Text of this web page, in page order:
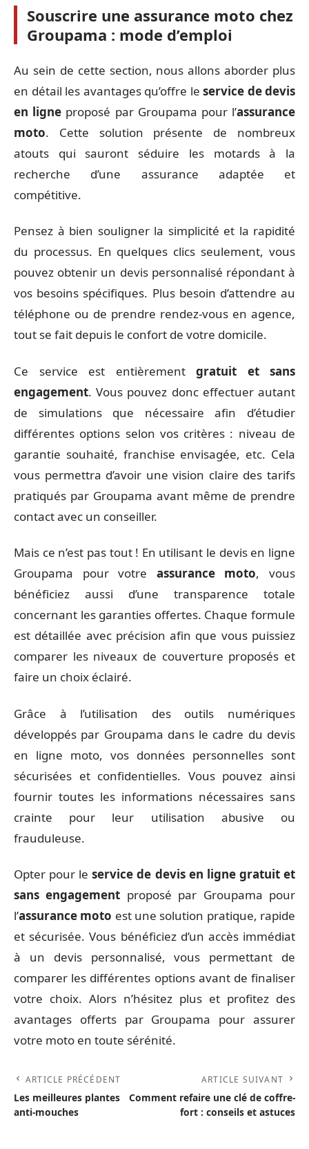
Souscrire une assurance moto chez
Groupama : mode d’emploi
Au sein de cette section, nous allons aborder plus
en détail les avantages qu’offre le service de devis
en ligne proposé par Groupama pour l’assurance
moto. Cette solution présente de nombreux
atouts qui sauront séduire les motards à la
recherche d’une assurance adaptée et
compétitive.
Pensez à bien souligner la simplicité et la rapidité
du processus. En quelques clics seulement, vous
pouvez obtenir un devis personnalisé répondant à
vos besoins spécifiques. Plus besoin d’attendre au
téléphone ou de prendre rendez-vous en agence,
tout se fait depuis le confort de votre domicile.
Ce service est entièrement gratuit et sans
engagement. Vous pouvez donc effectuer autant
de simulations que nécessaire afin d’étudier
différentes options selon vos critères : niveau de
garantie souhaité, franchise envisagée, etc. Cela
vous permettra d’avoir une vision claire des tarifs
pratiqués par Groupama avant même de prendre
contact avec un conseiller.
Mais ce n’est pas tout ! En utilisant le devis en ligne
Groupama pour votre assurance moto, vous
bénéficiez aussi d’une transparence totale
concernant les garanties offertes. Chaque formule
est détaillée avec précision afin que vous puissiez
comparer les niveaux de couverture proposés et
faire un choix éclairé.
Grâce à l’utilisation des outils numériques
développés par Groupama dans le cadre du devis
en ligne moto, vos données personnelles sont
sécurisées et confidentielles. Vous pouvez ainsi
fournir toutes les informations nécessaires sans
crainte pour leur utilisation abusive ou
frauduleuse.
Opter pour leservice de devis en ligne gratuit et
sans engagement proposé par Groupama pour
l’assurance moto est une solution pratique, rapide
et sécurisée. Vous bénéficiez d’un accès immédiat
à un devis personnalisé, vous permettant de
comparer les différentes options avant de finaliser
votre choix. Alors n’hésitez plus et profitez des
avantages offerts par Groupama pour assurer
votre moto en toute sérénité.
ARTICLE PRÉCÉDENT
Les meilleures plantes
anti-mouches
ARTICLE SUIVANT
Comment refaire une clé de coffre-
fort : conseils et astuces